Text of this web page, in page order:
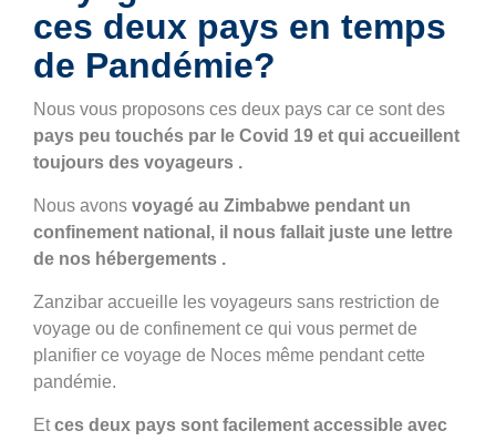
ces deux pays en temps
de Pandémie?
Nous vous proposons ces deux pays car ce sont des
pays peu touchés par le Covid 19 et qui accueillent
toujours des voyageurs .
Nous avons voyagé au Zimbabwe pendant un
confinement national, il nous fallait juste une lettre
de nos hébergements .
Zanzibar accueille les voyageurs sans restriction de
voyage ou de confinement ce qui vous permet de
planifier ce voyage de Noces même pendant cette
pandémie.
Etces deux pays sont facilement accessible avec